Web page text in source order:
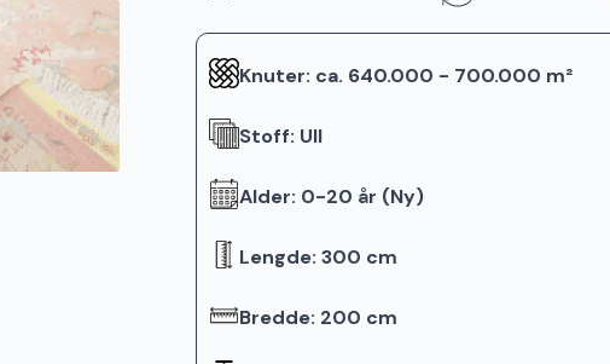
Knuter: ca. 640.000 - 700.000 m²
Stoff: Ull
Alder: 0-20 år (Ny)
Lengde: 300 cm
Bredde: 200 cm